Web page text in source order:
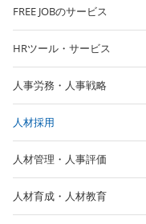
FREE JOBのサービス
HRツール・サービス
人事労務・人事戦略
人材採用
人材管理・人事評価
人材育成・人材教育